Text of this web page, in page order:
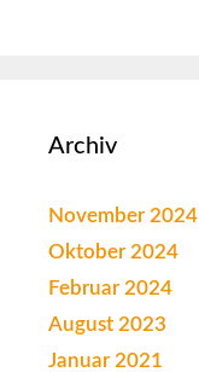
Archiv
November 2024
Oktober 2024
Februar 2024
August 2023
Januar 2021